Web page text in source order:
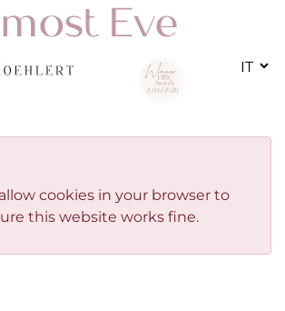
IT
cookies in your browser to
this website works fine.